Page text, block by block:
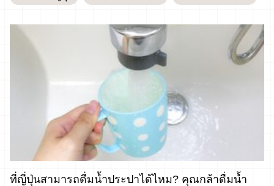
ที่ญี่ปุ่นสามารถดื่มน้ำประปาได้ไหม? คุณกล้าดื่มน้ำ